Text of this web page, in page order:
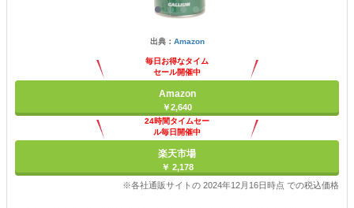
出典： Amazon
毎日お得なタイム
セール開催中
Amazon
￥2,640
24時間タイムセー
ル毎日開催中
楽天市場
￥ 2,178
※各社通販サイトの 2024年12月16日時点 での税込価格